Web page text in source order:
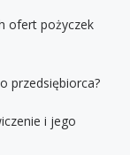
ofert pożyczek
przedsiębiorca?
i jego